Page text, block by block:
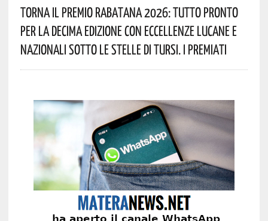
Torna Il Premio Rabatana 2026: Tutto Pronto
Per La Decima Edizione Con Eccellenze Lucane E
Nazionali Sotto Le Stelle Di Tursi. I Premiati